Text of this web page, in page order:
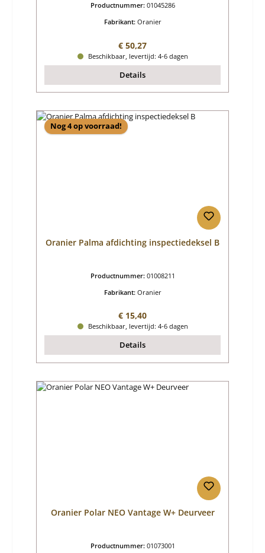
Productnummer: 01045286
Fabrikant: Oranier
Normale prijs:
€ 50,27
Beschikbaar, levertijd: 4-6 dagen
Details
Nog 4 op voorraad!
Oranier Palma afdichting inspectiedeksel B
Productnummer: 01008211
Fabrikant: Oranier
Normale prijs:
€ 15,40
Beschikbaar, levertijd: 4-6 dagen
Details
Oranier Polar NEO Vantage W+ Deurveer
Productnummer: 01073001